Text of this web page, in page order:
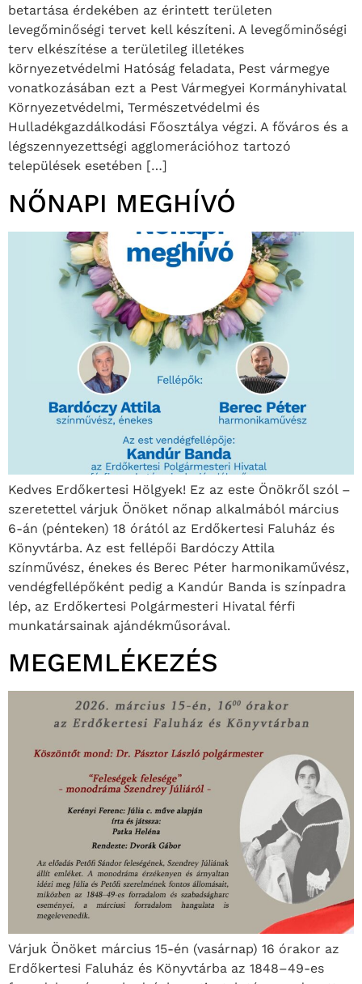
betartása érdekében az érintett területen
levegőminőségi tervet kell készíteni. A levegőminőségi
terv elkészítése a területileg illetékes
környezetvédelmi Hatóság feladata, Pest vármegye
vonatkozásában ezt a Pest Vármegyei Kormányhivatal
Környezetvédelmi, Természetvédelmi és
Hulladékgazdálkodási Főosztálya végzi. A főváros és a
légszennyezettségi agglomerációhoz tartozó
települések esetében […]
NŐNAPI MEGHÍVÓ
Kedves Erdőkertesi Hölgyek! Ez az este Önökről szól –
szeretettel várjuk Önöket nőnap alkalmából március
6-án (pénteken) 18 órától az Erdőkertesi Faluház és
Könyvtárba. Az est fellépői Bardóczy Attila
színművész, énekes és Berec Péter harmonikaművész,
vendégfellépőként pedig a Kandúr Banda is színpadra
lép, az Erdőkertesi Polgármesteri Hivatal férfi
munkatársainak ajándékműsorával.
MEGEMLÉKEZÉS
Várjuk Önöket március 15-én (vasárnap) 16 órakor az
Erdőkertesi Faluház és Könyvtárba az 1848–49-es